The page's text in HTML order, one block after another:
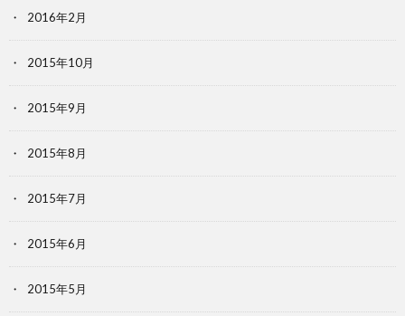
2016年2月
2015年10月
2015年9月
2015年8月
2015年7月
2015年6月
2015年5月